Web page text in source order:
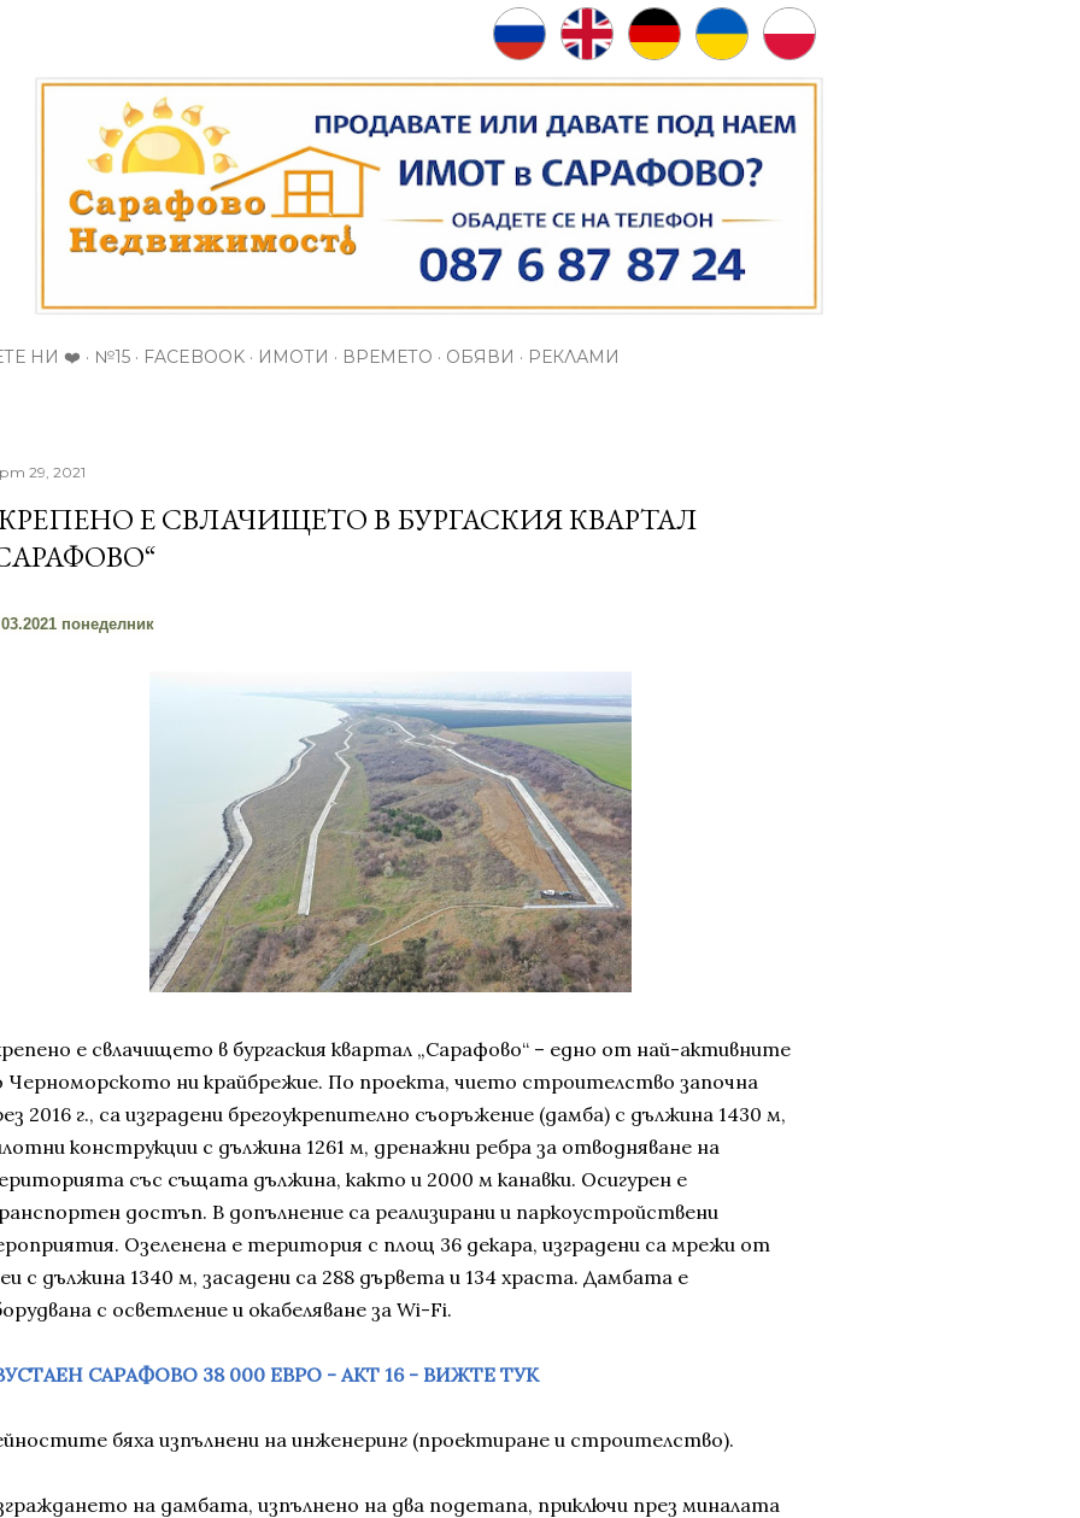
НИ ❤️ №15 FACEBOOK ИМОТИ ВРЕМЕТО ОБЯВИ РЕКЛАМИ
29, 2021
Е СВЛАЧИЩЕТО В БУРГАСКИЯ КВАРТАЛ
понеделник
е свлачището в бургаския квартал „Сарафово“ – едно от най-активните
Черноморското ни крайбрежие. По проекта, чието строителство започна
2016 г., са изградени брегоукрепително съоръжение (дамба) с дължина 1430 м,
конструкции с дължина 1261 м, дренажни ребра за отводняване на
със същата дължина, както и 2000 м канавки. Осигурен е
достъп. В допълнение са реализирани и паркоустройствени
Озеленена е територия с площ 36 декара, изградени са мрежи от
с дължина 1340 м, засадени са 288 дървета и 134 храста. Дамбата е
с осветление и окабеляване за Wi-Fi.
САРАФОВО 38 000 ЕВРО - АКТ 16 - ВИЖТЕ ТУК
бяха изпълнени на инженеринг (проектиране и строителство).
на дамбата, изпълнено на два подетапа, приключи през миналата